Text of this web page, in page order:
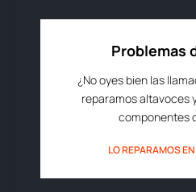
Problemas
¿No oyes bien las
reparamos altavoces
componentes
LO REPARAMOS EN